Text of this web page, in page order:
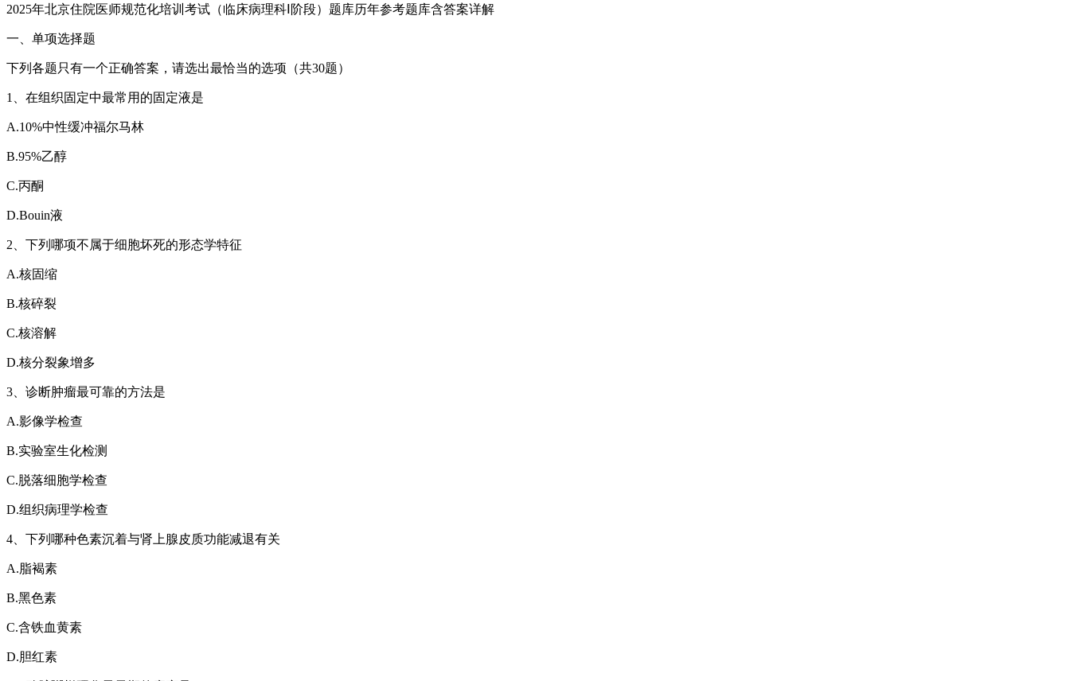
2025年北京住院医师规范化培训考试（临床病理科Ⅰ阶段）题库历年参考题库含答案详解
一、单项选择题
下列各题只有一个正确答案，请选出最恰当的选项（共30题）
1、在组织固定中最常用的固定液是
A.10%中性缓冲福尔马林
B.95%乙醇
C.丙酮
D.Bouin液
2、下列哪项不属于细胞坏死的形态学特征
A.核固缩
B.核碎裂
C.核溶解
D.核分裂象增多
3、诊断肿瘤最可靠的方法是
A.影像学检查
B.实验室生化检测
C.脱落细胞学检查
D.组织病理学检查
4、下列哪种色素沉着与肾上腺皮质功能减退有关
A.脂褐素
B.黑色素
C.含铁血黄素
D.胆红素